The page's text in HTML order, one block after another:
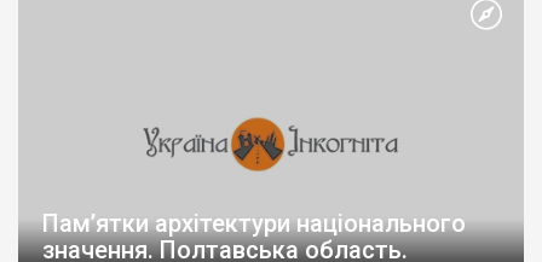
Пам’ятки архітектури національного
значення. Полтавська область.